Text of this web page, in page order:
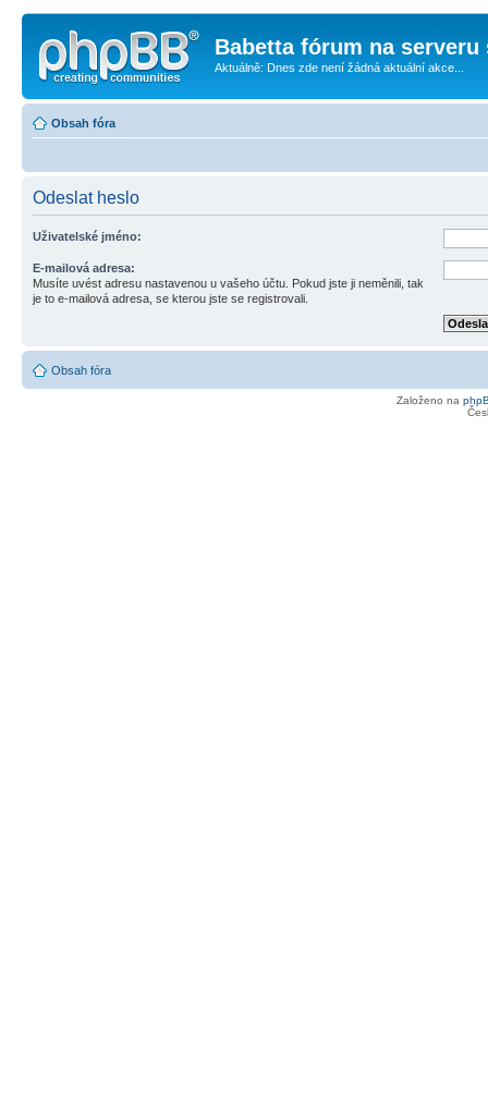
Babetta fórum na serveru
Aktuálně: Dnes zde není žádná aktuální akce...
Obsah fóra
Odeslat heslo
Uživatelské jméno:
E-mailová adresa:
Musíte uvést adresu nastavenou u vašeho účtu. Pokud jste ji neměnili, tak
je to e-mailová adresa, se kterou jste se registrovali.
Obsah fóra
Založeno na